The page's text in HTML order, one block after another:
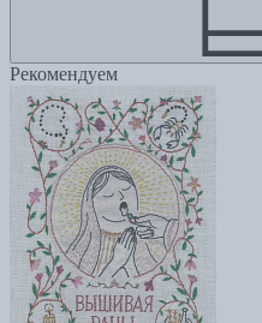
Рекомендуем